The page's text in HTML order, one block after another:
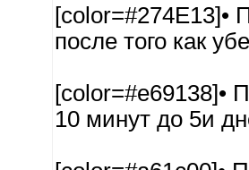
[color=#274E13]•
после того как
[color=#e69138]•
10 минут до 5и